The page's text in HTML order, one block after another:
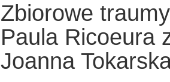
Zbiorowe
Paula Ricoeura
Joanna